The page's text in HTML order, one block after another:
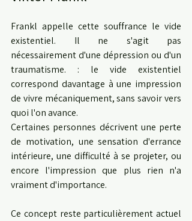
Frankl appelle cette souffrance le vide
existentiel. Il ne s'agit pas
nécessairement d'une dépression ou d'un
traumatisme. : le vide existentiel
correspond davantage à une impression
de vivre mécaniquement, sans savoir vers
quoi l'on avance.
Certaines personnes décrivent une perte
de motivation, une sensation d'errance
intérieure, une difficulté à se projeter, ou
encore l'impression que plus rien n'a
vraiment d'importance.
Ce concept reste particulièrement actuel